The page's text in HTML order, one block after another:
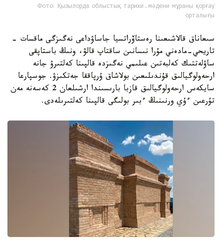
Фото: Қызылорда облыстық тарихи-мәдени мұраны қорғау
орталығы
سىعاناق قالاشىعىنا رەستاۆراتسيا جاساۋداعى نەگىزگى ماقسات -
تاريحي-مادەني مۇرا نىسانىن ساقتاپ قالۋ، ونىڭ باستاپقى
ساۋلەتتىك كەلبەتىن عىلىمي نەگىزدە قالپىنا كەلتىرۋ جانە
ارحەولوگيالىق قۇندىلىعىن بولاشاق ۇرپاققا جەتكىزۋ. جوسپارعا
سايكەس ارحەولوگيالىق قازبا بارىسىندا ارشىلعان 2 كەسەنە مەن
تۇرعىن ءۇي ورنىنىڭ ءبىر بولىگى قالپىنا كەلتىرىلەدى.